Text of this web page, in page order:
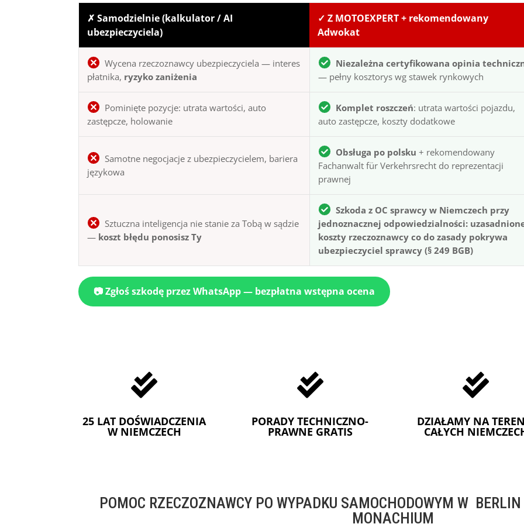
✗ Samodzielnie (kalkulator / AI
ubezpieczyciela)
✓ Z MOTOEXPERT + rekomendowany
Adwokat
Wycena rzeczoznawcy ubezpieczyciela — interes
płatnika, ryzyko zaniżenia
Niezależna certyfikowana opinia
— pełny kosztorys wg stawek rynkowych
Pominięte pozycje: utrata wartości, auto
zastępcze, holowanie
Komplet roszczeń: utrata wartości pojazdu,
auto zastępcze, koszty dodatkowe
Samotne negocjacje z ubezpieczycielem, bariera
językowa
Obsługa po polsku + rekomendowany
Fachanwalt für Verkehrsrecht do reprezentacji
prawnej
Sztuczna inteligencja nie stanie za Tobą w sądzie
— koszt błędu ponosisz Ty
Szkoda z OC sprawcy w Niemczech przy
jednoznacznej odpowiedzialności:
koszty rzeczoznawcy co do zasady pokrywa
ubezpieczyciel sprawcy (§ 249 BGB)
📷 Zgłoś szkodę przez WhatsApp — bezpłatna wstępna ocena

25 LAT DOŚWIADCZENIA
W NIEMCZECH

PORADY TECHNICZNO-
PRAWNE GRATIS

DZIAŁAMY NA
CAŁYCH
POMOC RZECZOZNAWCY PO WYPADKU SAMOCHODOWYM W
MONACHIUM